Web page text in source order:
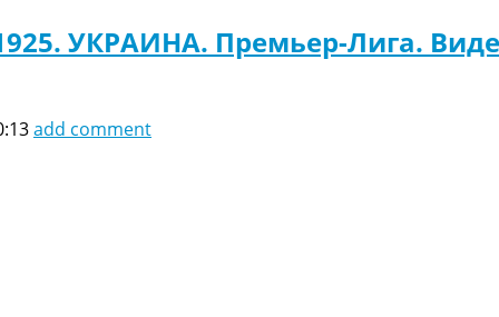
УКРАИНА. Премьер-Лига.
add comment